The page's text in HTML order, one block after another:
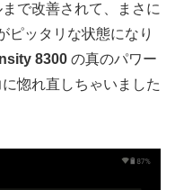
で改善されて、まさに
ピッタリな状態になり
8300 の真のパワー
惚れ直しちゃいました